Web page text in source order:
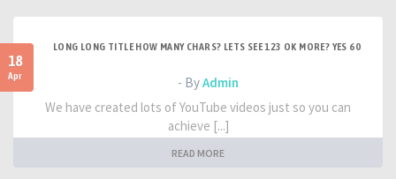
18
Apr
LONG LONG TITLE HOW MANY CHARS? LETS SEE 123 OK MORE? YES 60
- ByAdmin
We have created lots of YouTube videos just so you can
achieve [...]
READ MORE